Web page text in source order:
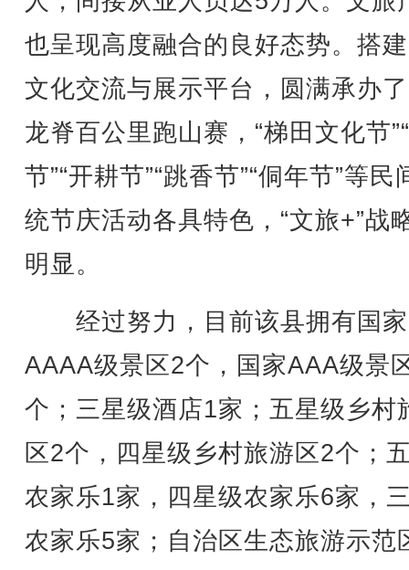
也呈现高度融合的良好态势。搭
文化交流与展示平台，圆满承办
龙脊百公里跑山赛，“梯田文化节
节”“开耕节”“跳香节”“侗年节”等民
统节庆活动各具特色，“文旅+”战
明显。
经过努力，目前该县拥有国家
AAAA级景区2个，国家AAA级景
个；三星级酒店1家；五星级乡村
区2个，四星级乡村旅游区2个；
农家乐1家，四星级农家乐6家，
农家乐5家；自治区生态旅游示范